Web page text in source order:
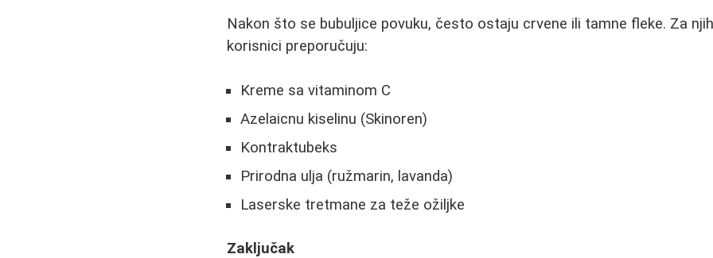
Nakon što se bubuljice povuku, često ostaju crvene ili tamne fleke. Za
korisnici preporučuju:
Kreme sa vitaminom C
Azelaicnu kiselinu (Skinoren)
Kontraktubeks
Prirodna ulja (ružmarin, lavanda)
Laserske tretmane za teže ožiljke
Zaključak